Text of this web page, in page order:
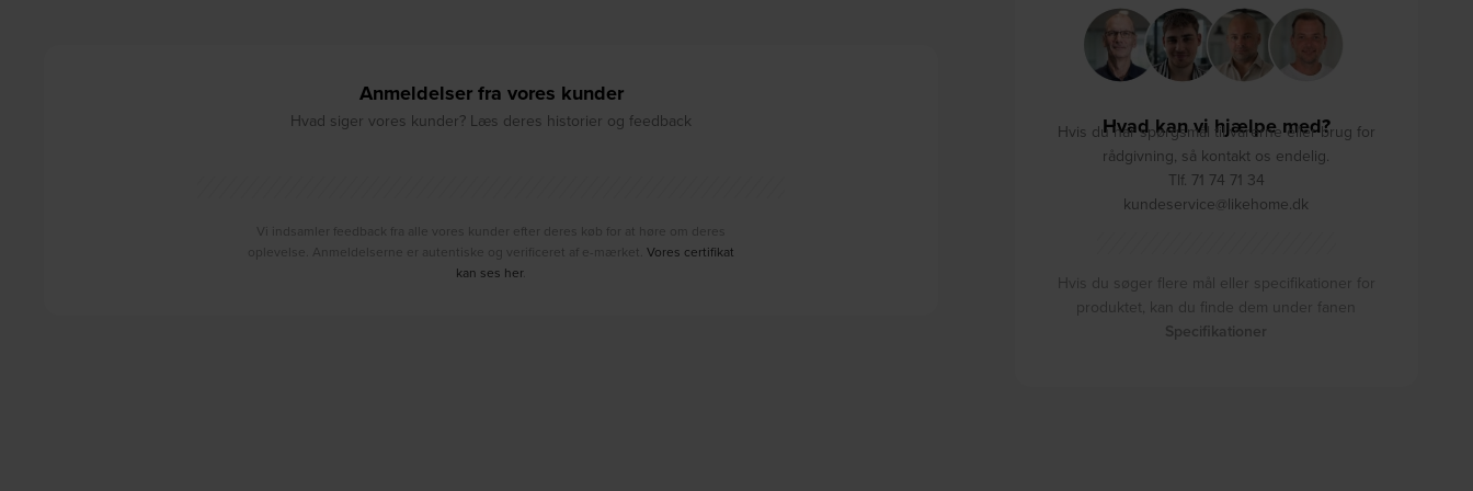
Anmeldelser fra vores kunder
Hvad siger vores kunder? Læs deres historier og feedback
Vi indsamler feedback fra alle vores kunder efter deres køb for at høre om deres
oplevelse. Anmeldelserne er autentiske og verificeret af e-mærket. Vores certifikat
kan ses her.
Hvad kan vi hjælpe med?
Hvis du har spørgsmål til varerne eller brug for
rådgivning, så kontakt os endelig.
Tlf. 71 74 71 34
kundeservice@likehome.dk
Hvis du søger flere mål eller specifikationer for
produktet, kan du finde dem under fanen
Specifikationer